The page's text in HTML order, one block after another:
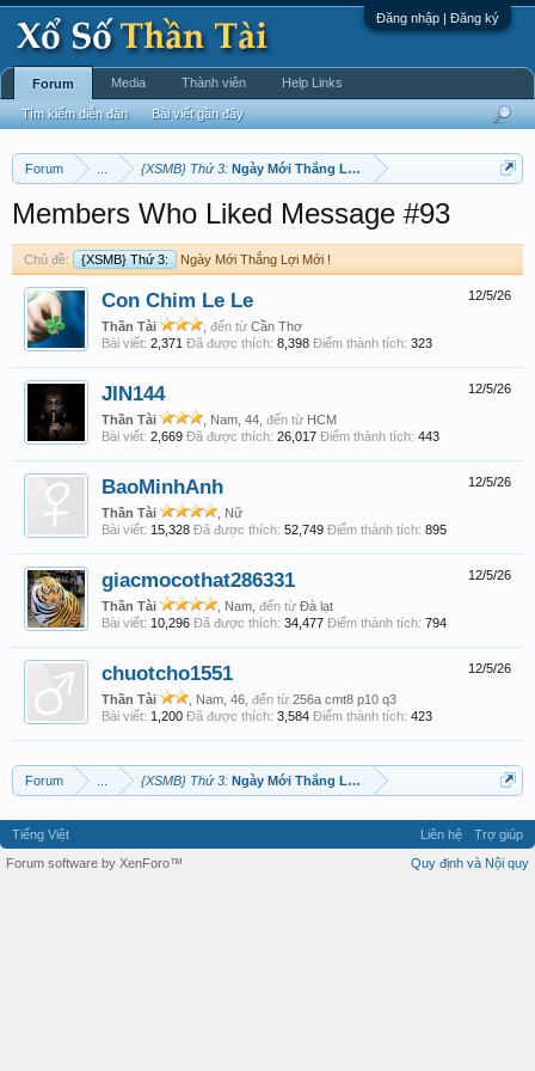
Đăng nhập | Đăng ký
Forum {XSMB} Thứ 3: Ngày Mới Thắng Lợi Mới !
Members Who Liked Message #93
Chủ đề: {XSMB} Thứ 3: Ngày Mới Thắng Lợi Mới !
12/5/26
Con Chim Le Le
Thần Tài đến từ Cần Thơ
Bài viết: 2,371 Đã được thích: 8,398 Điểm thành tích: 323
12/5/26
JIN144
Thần Tài , Nam, 44, đến từ HCM
Bài viết: 2,669 Đã được thích: 26,017 Điểm thành tích: 443
12/5/26
BaoMinhAnh
Thần Tài
, Nữ
Bài viết: 15,328 Đã được thích: 52,749 Điểm thành tích: 895
12/5/26
giacmocothat286331
Thần Tài , Nam, đến từ Đà lạt
Bài viết: 10,296 Đã được thích: 34,477 Điểm thành tích: 794
12/5/26
chuotcho1551
Thần Tài , Nam, 46, đến từ 256a cmt8 p10 q3
Bài viết: 1,200 Đã được thích: 3,584 Điểm thành tích: 423
Forum {XSMB} Thứ 3: Ngày Mới Thắng Lợi Mới !
Forum
Tìm kiếm diễn đàn Bài viết gần đây
Media Thành viên Help Links
Tiếng Việt Liên hệ
Trợ giúp
Quy định và Nội quy
Forum software by XenForo™